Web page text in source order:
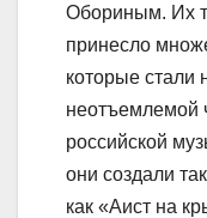
Обориным. Их
принесло
которые стали
неотъемлемой
российской
они создали
как «Аист на